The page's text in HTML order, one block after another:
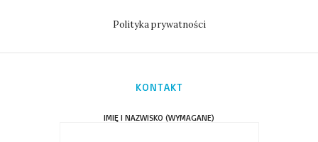
Polityka prywatności
KONTAKT
IMIĘ I NAZWISKO (WYMAGANE)